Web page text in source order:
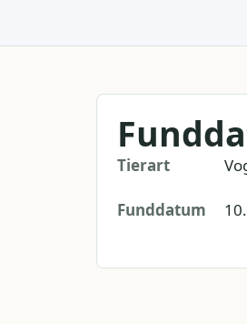
Tierart
Funddatum